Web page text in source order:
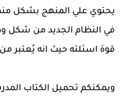
يحتوي علي المنهج بشكل
في النظام الجديد من شكل
قوة اسئلته حيث انه يُعتبر
ويمكنكم تحميل الكتاب